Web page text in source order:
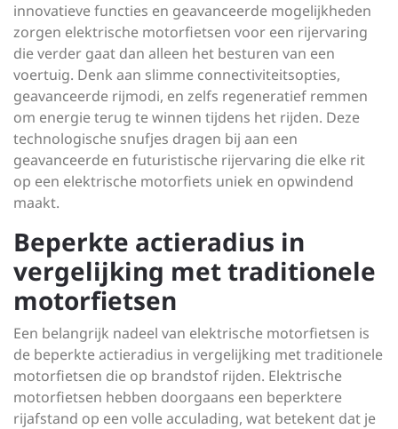
innovatieve functies en geavanceerde mogelijkheden
zorgen elektrische motorfietsen voor een rijervaring
die verder gaat dan alleen het besturen van een
voertuig. Denk aan slimme connectiviteitsopties,
geavanceerde rijmodi, en zelfs regeneratief remmen
om energie terug te winnen tijdens het rijden. Deze
technologische snufjes dragen bij aan een
geavanceerde en futuristische rijervaring die elke rit
op een elektrische motorfiets uniek en opwindend
maakt.
Beperkte actieradius in
vergelijking met traditionele
motorfietsen
Een belangrijk nadeel van elektrische motorfietsen is
de beperkte actieradius in vergelijking met traditionele
motorfietsen die op brandstof rijden. Elektrische
motorfietsen hebben doorgaans een beperktere
rijafstand op een volle acculading, wat betekent dat je